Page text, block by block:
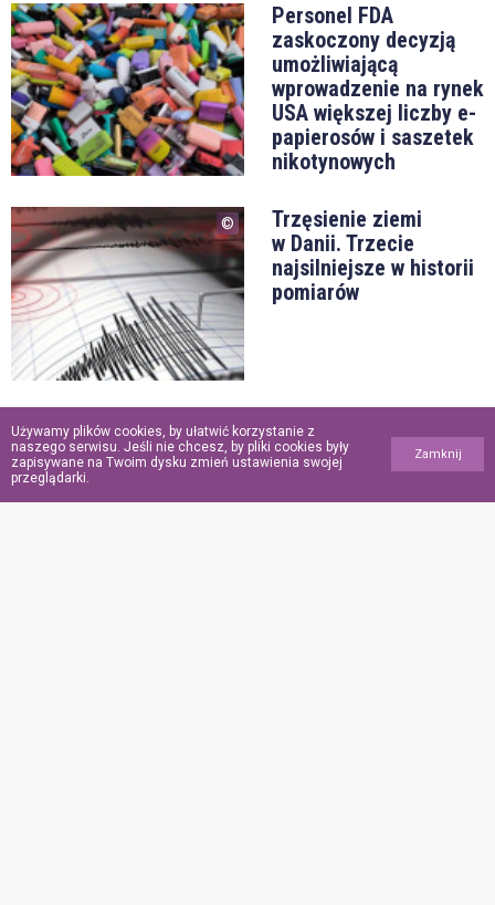
Personel FDA
zaskoczony decyzją
umożliwiającą
wprowadzenie na rynek
USA większej liczby e-
papierosów i saszetek
nikotynowych
Trzęsienie ziemi
w Danii. Trzecie
najsilniejsze w historii
pomiarów
„Oddał życie
za innych”. Ochroniarz
meczetu zginął,
ratując wiernych
Używamy plików cookies, by ułatwić korzystanie z
naszego serwisu. Jeśli nie chcesz, by pliki cookies były
zapisywane na Twoim dysku zmień ustawienia swojej
przeglądarki.
Zamknij